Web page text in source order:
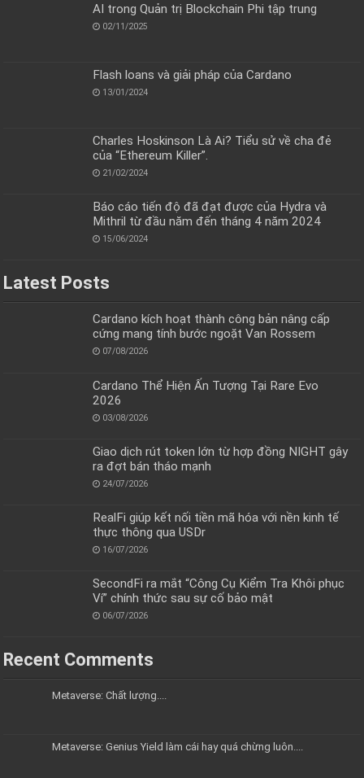
AI trong Quản trị Blockchain Phi tập trung
02/11/2025
Flash loans và giải pháp của Cardano
13/01/2024
Charles Hoskinson Là Ai? Tiểu sử về cha đẻ
của “Ethereum Killer”.
21/02/2024
Báo cáo tiến độ đã đạt được của Hydra và
Mithril từ đầu năm đến tháng 4 năm 2024
15/06/2024
Latest Posts
Cardano kích hoạt thành công bản nâng cấp
cứng mang tính bước ngoặt Van Rossem
07/08/2026
Cardano Thể Hiện Ấn Tượng Tại Rare Evo
2026
03/08/2026
Giao dịch rút token lớn từ hợp đồng NIGHT gây
ra đợt bán tháo mạnh
24/07/2026
RealFi giúp kết nối tiền mã hóa với nền kinh tế
thực thông qua USDr
16/07/2026
SecondFi ra mắt “Công Cụ Kiểm Tra Khôi phục
Ví” chính thức sau sự cố bảo mật
06/07/2026
Recent Comments
Metaverse: Chất lượng....
Metaverse: Genius Yield làm cái hay quá chừng luôn....